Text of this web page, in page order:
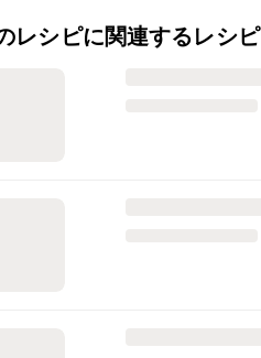
レシピに関連するレシピ